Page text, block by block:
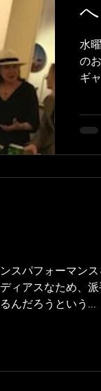
へ
水
の
ギ
み
スパフォーマン
ィアスなため、
んだろうという...